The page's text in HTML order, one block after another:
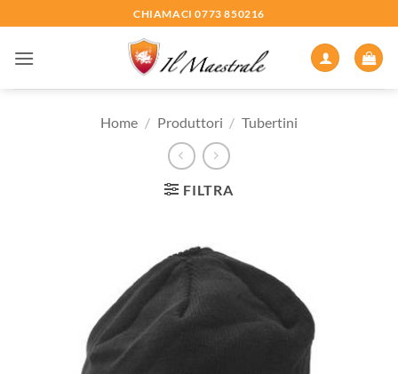
ai
contenuti
CHIAMACI 0773 850216
Home / Produttori / Tubertini
FILTRA